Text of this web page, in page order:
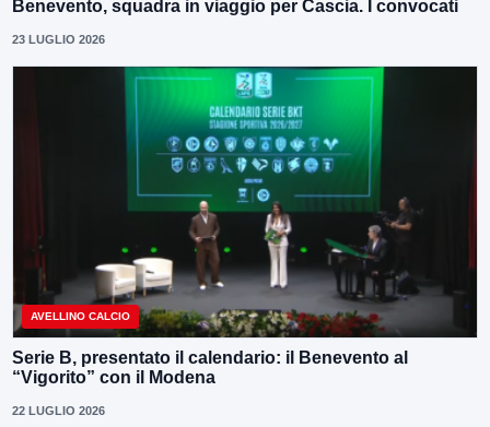
Benevento, squadra in viaggio per Cascia. I convocati
23 LUGLIO 2026
AVELLINO CALCIO
Serie B, presentato il calendario: il Benevento al
“Vigorito” con il Modena
22 LUGLIO 2026